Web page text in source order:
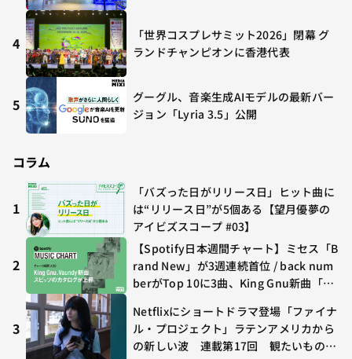
4
「世界コスプレサミット2026」閉幕 グ
ランドチャンピオンに香港代表
5
グーグル、音楽生成AIモデルの最新バー
ジョン「Lyria 3.5」公開
コラム
1
「バズった日がリリース日」ヒット曲に
は“リリース日”が5個ある【望月優夢の
アイビズスコープ #03】
2
【Spotify日本週間チャート】ミセス「B
rand New」が3週連続首位 / back num
berがTop 10に3曲、King Gnu新曲「G
年7/24〜7/30
3
Netflixにショートドラマ登場「ファイナ
ル・プロジェクト」ラテンアメリカから
の新しい波 連載第17回 観たいものが